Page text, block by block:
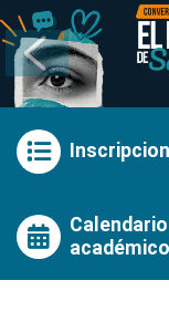
Anterior
Calendario
académico